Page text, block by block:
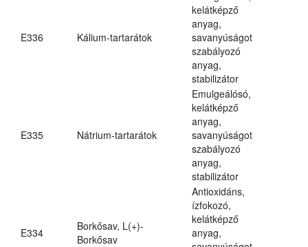
E336 Kálium-tartarátok
kelátképző
anyag,
savanyúságot
szabályozó
anyag,
stabilizátor
E335 Nátrium-tartarátok
Emulgeálósó,
kelátképző
anyag,
savanyúságot
szabályozó
anyag,
stabilizátor
E334
Borkősav, L(+)-
Borkősav
Antioxidáns,
ízfokozó,
kelátképző
anyag,